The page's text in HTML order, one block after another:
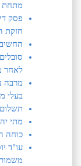
מתחת
פסק
חזקת
לאחר
מרבה
בעלי
תשלום
מתי
כוחה
עו"ד